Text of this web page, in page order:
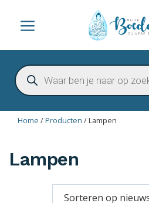
inhoud
Menu
Producten
zoeken
Home /Producten / Lampen
Lampen